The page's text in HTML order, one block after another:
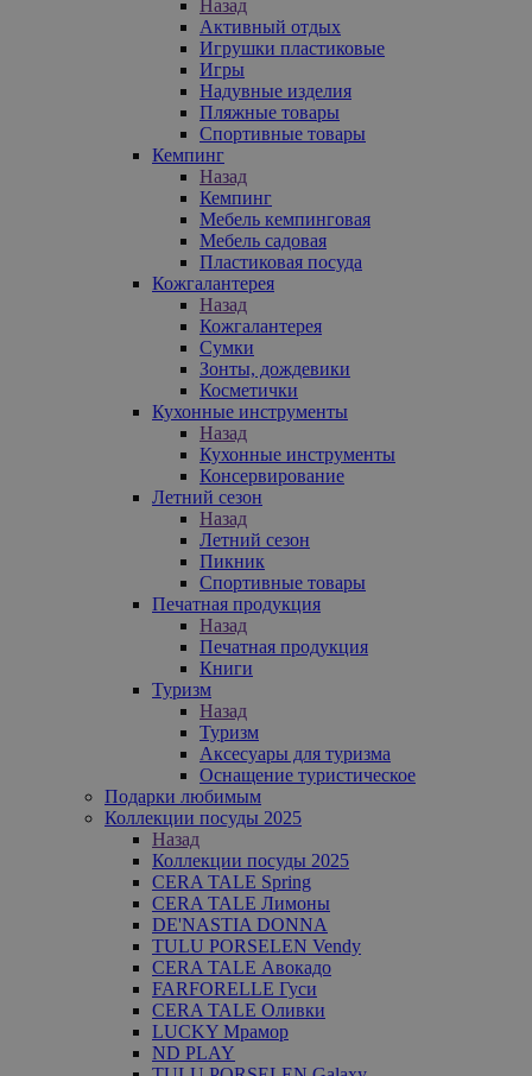
Назад
Активный отдых
Игрушки пластиковые
Игры
Надувные изделия
Пляжные товары
Спортивные товары
Кемпинг
Назад
Кемпинг
Мебель кемпинговая
Мебель садовая
Пластиковая посуда
Кожгалантерея
Назад
Кожгалантерея
Сумки
Зонты, дождевики
Косметички
Кухонные инструменты
Назад
Кухонные инструменты
Консервирование
Летний сезон
Назад
Летний сезон
Пикник
Спортивные товары
Печатная продукция
Назад
Печатная продукция
Книги
Туризм
Назад
Туризм
Аксесуары для туризма
Оснащение туристическое
Подарки любимым
Коллекции посуды 2025
Назад
Коллекции посуды 2025
CERA TALE Spring
CERA TALE Лимоны
DE'NASTIA DONNA
TULU PORSELEN Vendy
CERA TALE Авокадо
FARFORELLE Гуси
CERA TALE Оливки
LUCKY Мрамор
ND PLAY